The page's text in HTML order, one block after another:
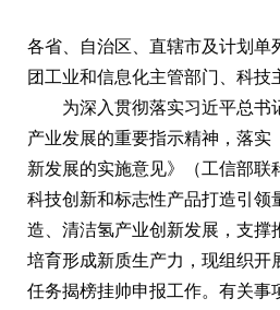
各省、自治区、直辖市及计划单
团工业和信息化主管部门、科技
为深入贯彻落实习近平总书
产业发展的重要指示精神，落实
新发展的实施意见》（工信部联
科技创新和标志性产品打造引领
造、清洁氢产业创新发展，支撑
培育形成新质生产力，现组织开
任务揭榜挂帅申报工作。有关事